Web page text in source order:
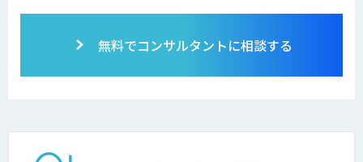
無料でコンサルタントに相談する